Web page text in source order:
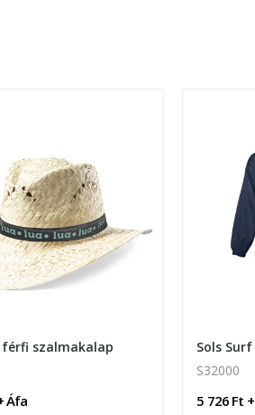
szalmakalap
Áfa
S32000
5 726 Ft